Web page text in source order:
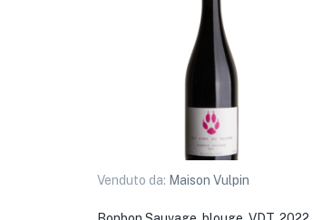
Venduto da: Maison Vulpin